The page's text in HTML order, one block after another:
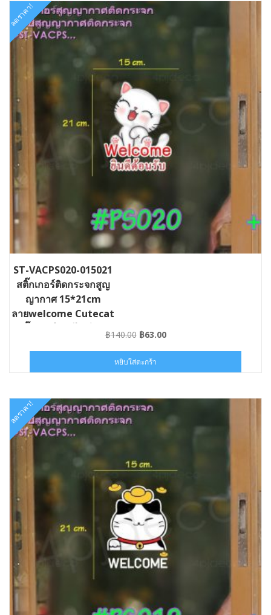
ลดราคา!
ST-VACPS020-015021
สติ๊กเกอร์ติดกระจกสูญ
ญากาศ 15*21cm
ลายwelcome Cutecat
สติ๊กเกอร์แบบไม่มีกาว฿140.00 Original
was:
฿140.00.
฿63.00Current
฿63.00.
หยิบใส่ตะกร้า
ลดราคา!